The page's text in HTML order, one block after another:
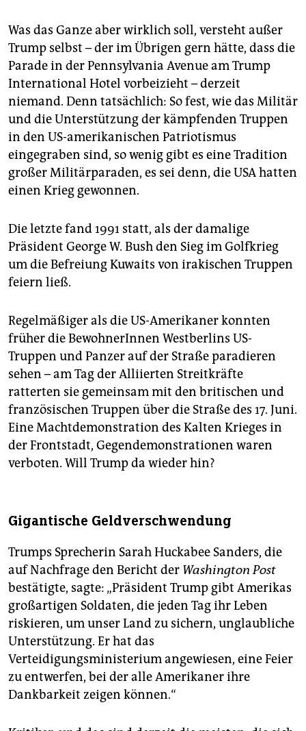
Was das Ganze aber wirklich soll, versteht außer
Trump selbst – der im Übrigen gern hätte, dass die
Parade in der Pennsylvania Avenue am Trump
International Hotel vorbeizieht – derzeit
niemand. Denn tatsächlich: So fest, wie das Militär
und die Unterstützung der kämpfenden Truppen
in den US-amerikanischen Patriotismus
eingegraben sind, so wenig gibt es eine Tradition
großer Militärparaden, es sei denn, die USA hatten
einen Krieg gewonnen.
Die letzte fand 1991 statt, als der damalige
Präsident George W. Bush den Sieg im Golfkrieg
um die Befreiung Kuwaits von irakischen Truppen
feiern ließ.
Regelmäßiger als die US-Amerikaner konnten
früher die BewohnerInnen Westberlins US-
Truppen und Panzer auf der Straße paradieren
sehen – am Tag der Alliierten Streitkräfte
ratterten sie gemeinsam mit den britischen und
französischen Truppen über die Straße des 17. Juni.
Eine Machtdemonstration des Kalten Krieges in
der Frontstadt, Gegendemonstrationen waren
verboten. Will Trump da wieder hin?
Gigantische Geldverschwendung
Trumps Sprecherin Sarah Huckabee Sanders, die
auf Nachfrage den Bericht der Washington Post
bestätigte, sagte: „Präsident Trump gibt Amerikas
großartigen Soldaten, die jeden Tag ihr Leben
riskieren, um unser Land zu sichern, unglaubliche
Unterstützung. Er hat das
Verteidigungsministerium angewiesen, eine Feier
zu entwerfen, bei der alle Amerikaner ihre
Dankbarkeit zeigen können.“